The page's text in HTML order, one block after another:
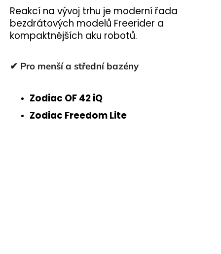
Reakcí na vývoj trhu je moderní řada
bezdrátových modelů Freerider a
kompaktnějších aku robotů.
✔ Pro menší a střední bazény
Zodiac OF 42 iQ
Zodiac Freedom Lite